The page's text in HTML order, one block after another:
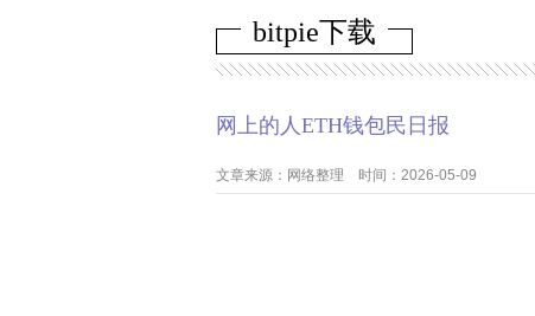
bitpie下载
网上的人ETH钱包民日报
文章来源：网络整理 时间：2026-05-09